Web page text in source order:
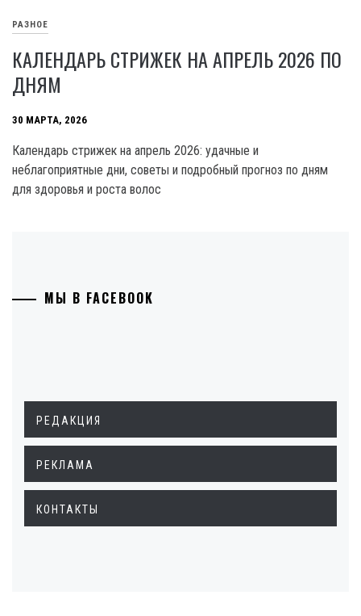
РАЗНОЕ
КАЛЕНДАРЬ СТРИЖЕК НА АПРЕЛЬ 2026 ПО
ДНЯМ
30 МАРТА, 2026
Календарь стрижек на апрель 2026: удачные и
неблагоприятные дни, советы и подробный прогноз по дням
для здоровья и роста волос
МЫ В FACEBOOK
РЕДАКЦИЯ
РЕКЛАМА
КОНТАКТЫ